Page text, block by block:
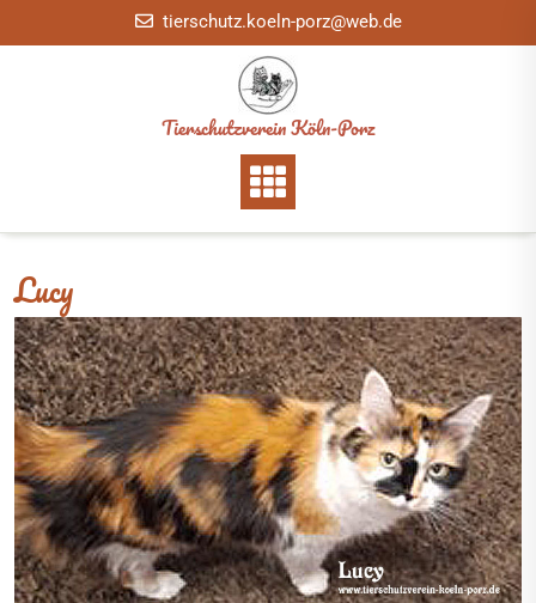
to
tierschutz.koeln-porz@web.de
Tierschutzverein Köln-Porz
Lucy